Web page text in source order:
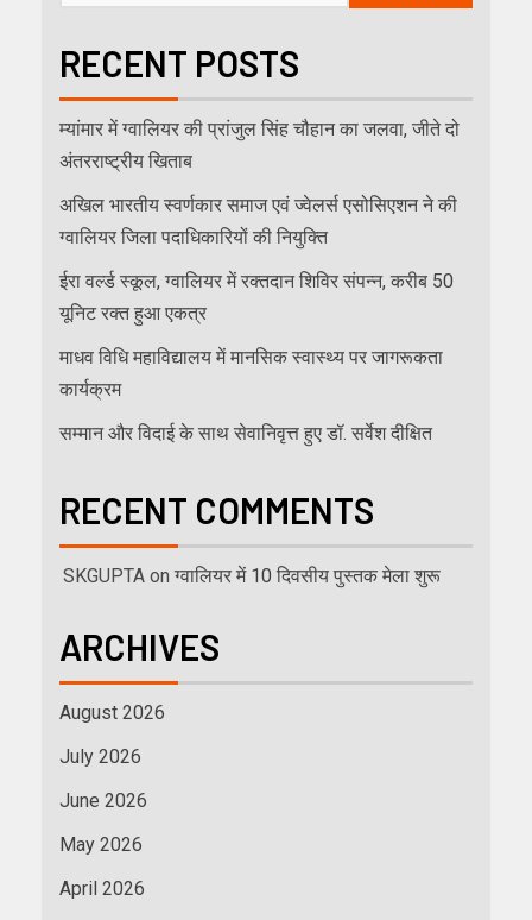
RECENT POSTS
म्यांमार में ग्वालियर की प्रांजुल सिंह चौहान का जलवा, जीते दो
अंतरराष्ट्रीय खिताब
अखिल भारतीय स्वर्णकार समाज एवं ज्वेलर्स एसोसिएशन ने की
ग्वालियर जिला पदाधिकारियों की नियुक्ति
ईरा वर्ल्ड स्कूल, ग्वालियर में रक्तदान शिविर संपन्न, करीब 50
यूनिट रक्त हुआ एकत्र
माधव विधि महाविद्यालय में मानसिक स्वास्थ्य पर जागरूकता
कार्यक्रम
सम्मान और विदाई के साथ सेवानिवृत्त हुए डॉ. सर्वेश दीक्षित
RECENT COMMENTS
SKGUPTA on ग्वालियर में 10 दिवसीय पुस्तक मेला शुरू
ARCHIVES
August 2026
July 2026
June 2026
May 2026
April 2026